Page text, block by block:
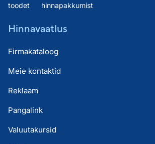
toodet
hinnapakkumist
Hinnavaatlus
Firmakataloog
Meie kontaktid
Reklaam
Pangalink
Valuutakursid